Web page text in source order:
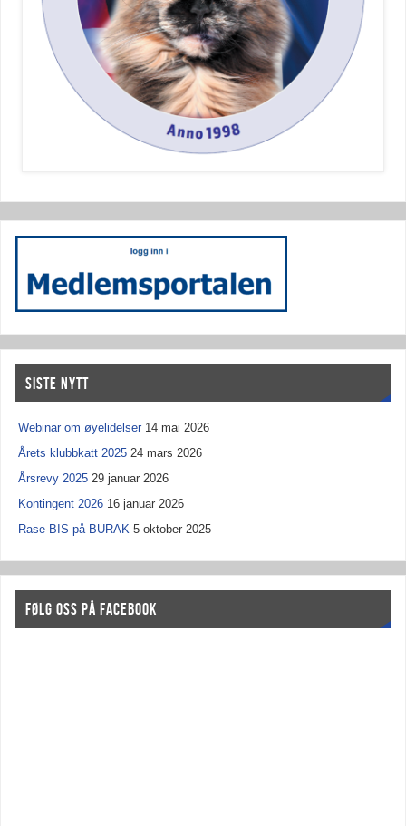
SISTE NYTT
Webinar om øyelidelser 14 mai 2026
Årets klubbkatt 2025 24 mars 2026
Årsrevy 2025 29 januar 2026
Kontingent 2026 16 januar 2026
Rase-BIS på BURAK 5 oktober 2025
FØLG OSS PÅ FACEBOOK